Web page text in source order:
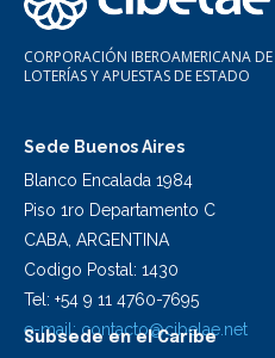
CORPORACIÓN IBEROAMERICANA DE
LOTERÍAS Y APUESTAS DE ESTADO
Sede Buenos Aires
Blanco Encalada 1984
Piso 1ro Departamento C
CABA, ARGENTINA
Codigo Postal: 1430
Tel: +54 9 11 4760-7695
e-mail: contacto@cibelae.net
Subsede en el Caribe